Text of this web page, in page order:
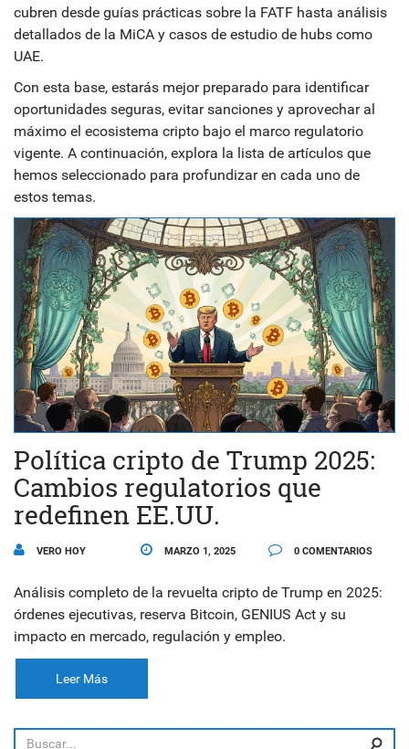
cubren desde guías prácticas sobre la FATF hasta análisis
detallados de la MiCA y casos de estudio de hubs como
UAE.
Con esta base, estarás mejor preparado para identificar
oportunidades seguras, evitar sanciones y aprovechar al
máximo el ecosistema cripto bajo el marco regulatorio
vigente. A continuación, explora la lista de artículos que
hemos seleccionado para profundizar en cada uno de
estos temas.
Política cripto de Trump 2025:
Cambios regulatorios que
redefinen EE.UU.
VERO HOY MARZO 1, 2025 0 COMENTARIOS
Análisis completo de la revuelta cripto de Trump en 2025:
órdenes ejecutivas, reserva Bitcoin, GENIUS Act y su
impacto en mercado, regulación y empleo.
Leer Más